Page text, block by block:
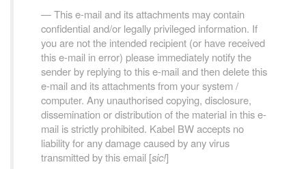
This e-mail and its attachments may contain
confidential and/or legally privileged information. If
you are not the intended recipient (or have received
this e-mail in error) please immediately notify the
sender by replying to this e-mail and then delete this
e-mail and its attachments from your system /
computer. Any unauthorised copying, disclosure,
dissemination or distribution of the material in this e-
mail is strictly prohibited. Kabel BW accepts no
liability for any damage caused by any virus
transmitted by this email [sic!]